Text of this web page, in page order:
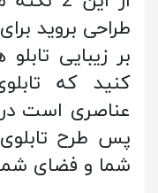
طراحی بروید
بر زیبایی
کنید که
عناصری است
پس طرح
شما و فضای